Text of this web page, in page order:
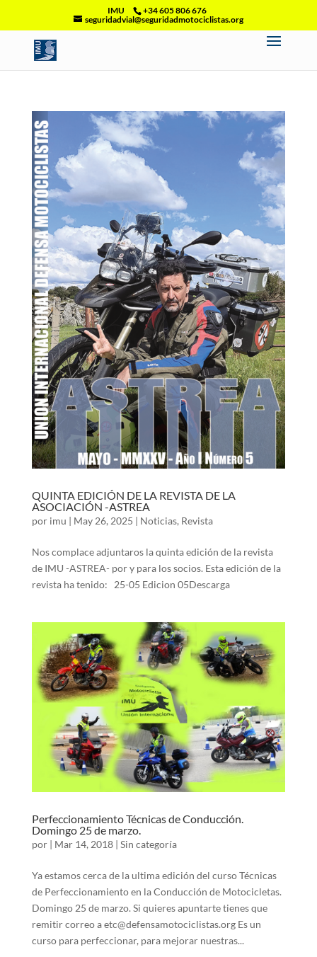
IMU
+34 605 806 676
seguridadvial@seguridadmotociclistas.org
QUINTA EDICIÓN DE LA REVISTA DE LA
ASOCIACIÓN -ASTREA
por imu May 26, 2025 Noticias, Revista
Nos complace adjuntaros la quinta edición de la revista
de IMU -ASTREA- por y para los socios. Esta edición de la
revista ha tenido: 25-05 Edicion 05Descarga
Perfeccionamiento Técnicas de Conducción.
Domingo 25 de marzo.
por | Mar 14, 2018| Sin categoría
Ya estamos cerca de la ultima edición del curso Técnicas
de Perfeccionamiento en la Conducción de Motocicletas.
Domingo 25 de marzo. Si quieres apuntarte tienes que
remitir correo a etc@defensamotociclistas.org Es un
curso para perfeccionar, para mejorar nuestras...